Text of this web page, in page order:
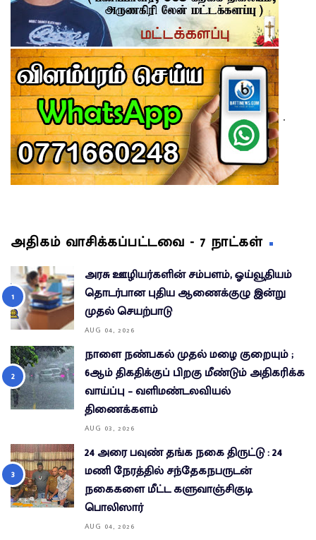
.
அதிகம் வாசிக்கப்பட்டவை - 7 நாட்கள்
அரசு ஊழியர்களின் சம்பளம், ஓய்வூதியம்
தொடர்பான புதிய ஆணைக்குழு இன்று
முதல் செயற்பாடு
AUG 04, 2026
நாளை நண்பகல் முதல் மழை குறையும் ;
6ஆம் திகதிக்குப் பிறகு மீண்டும் அதிகரிக்க
வாய்ப்பு – வளிமண்டலவியல்
திணைக்களம்
AUG 03, 2026
24 அரை பவுண் தங்க நகை திருட்டு : 24
மணி நேரத்தில் சந்தேகநபருடன்
நகைகளை மீட்ட களுவாஞ்சிகுடி
பொலிஸார்
AUG 04, 2026